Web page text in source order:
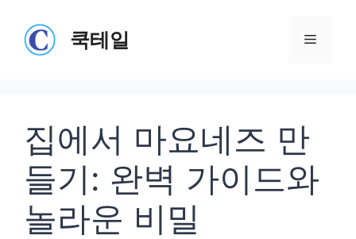
쿡테일 메
집에서 마요네즈 만
들기: 완벽 가이드와
놀라운 비밀